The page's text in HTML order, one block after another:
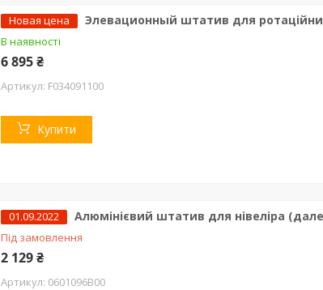
Новая цена Элевационный штатив для ротаційних
В наявності
6 895 ₴
F034091100
Купити
01.09.2022 Алюмінієвий штатив для нівеліра
Під замовлення
2 129 ₴
0601096B00